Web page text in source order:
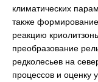
климатических
также
реакцию
преобразование
редколесьев на
процессов и оценку